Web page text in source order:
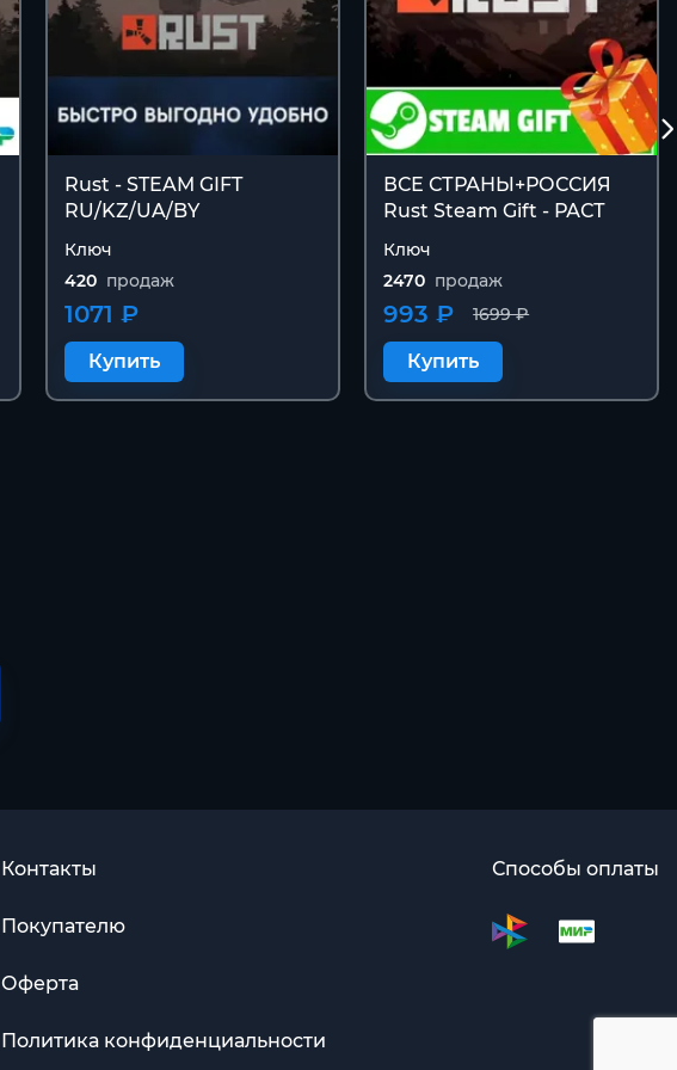
Rust - STEAM GIFT
RU/KZ/UA/BY
Ключ
420 продаж
1071 ₽
Купить
ВСЕ СТРАНЫ+РОССИЯ
Rust Steam Gift - РАСТ
Ключ
2470 продаж
1699 ₽
993 ₽
Купить
Контакты
Покупателю
Оферта
Политика конфиденциальности
Способы оплаты